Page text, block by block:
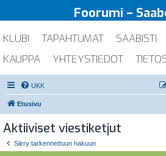
Foorumi –
KLUBI TAPAHTUMAT SAABISTI
KAUPPA
YHTEYSTIEDOT
UKK
Etusivu
Aktiiviset viestiketjut
Siirry tarkennettuun hakuun